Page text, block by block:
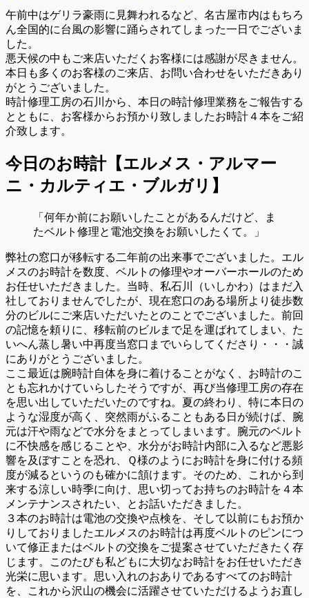
午前中はゲリラ豪雨に見舞われるなど、名古屋市内はもちろ
ん全国的に台風の影響に踊らされてしまった一日でございま
した。
悪天候の中もご来店いただくお客様には感謝が尽きません。
本日も多くのお客様のご来店、お問い合わせをいただきあり
がとうございました。
時計修理工房の石川から、本日の時計修理業務をご報告する
とともに、お客様からお預かり致しましたお時計４本をご紹
介致します。
今日のお時計【エルメス・アルマー
ニ・カルティエ・ブルガリ】
「何年か前にお願いしたことがあるんだけど、ま
たベルト修理と電池交換をお願いしたくて。」
弊社の窓口が移転する二年前の出来事でございました。エル
メスのお時計を数度、ベルトの修理やオーバーホールのため
お任せいただきました。当時、私石川（いしかわ）はまだ入
社しておりませんでしたが、現在窓口のある場所より徒歩数
分のビルにご来店いただいたとのことでございました。前回
の記憶を頼りに、移転前のビルまで足を運ばれてしまい、た
いへん蒸し暑い中再度当窓口までいらしてくださり・・・誠
にありがとうございました。
ここ最近は腕時計自体を身に着けることがなく、お時計のこ
とも忘れかけていらしたそうですが、再び当修理工房の存在
を思い出していただいたのですね。夏の終わり、特に本日の
ような湿度が高く、突然雨がふることもある日が続けば、腕
元は汗や雨などで水分をまとってしまいます。腕元のベルト
に不快感を感じることや、水分がお時計内部に入るなど悪影
響を及ぼすことを恐れ、Ｑ様のようにお時計を身に付ける頻
度が減るというのも確かに頷けます。そのため、これから到
来する涼しい時季に向け、思い切ってお持ちのお時計を４本
メンテナンスされたい、とお話いただきました。
３本のお時計は電池の交換や点検を、そして以前にもお預か
りしておりましたエルメスのお時計は再度ベルトのピンにつ
いて修正またはベルトの交換をご提案させていただきたく存
じます。このたびも私どもに大切なお時計をお任せいただき
光栄に思います。思い入れのおありであるすべてのお時計
を、これから沢山の機会に活躍させていただけるようお直し